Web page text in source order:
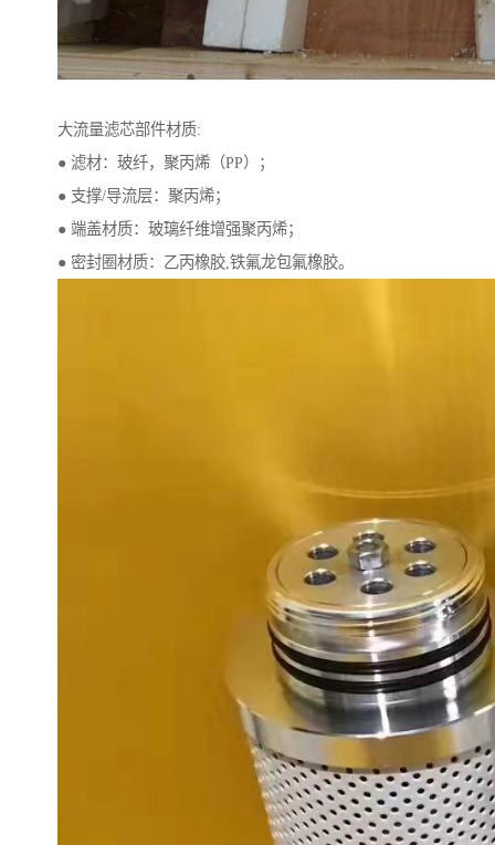
大流量滤芯部件材质:
● 滤材：玻纤，聚丙烯（PP）；
● 支撑/导流层：聚丙烯；
● 端盖材质：玻璃纤维增强聚丙烯；
● 密封圈材质：乙丙橡胶,铁氟龙包氟橡胶。